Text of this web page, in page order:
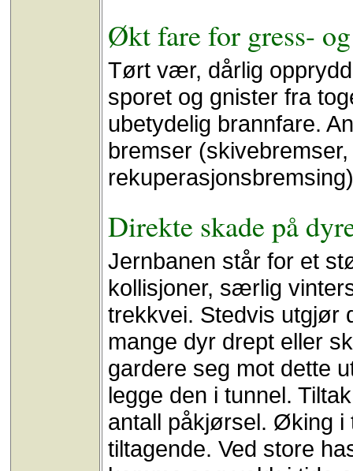
Økt fare for gress-
Tørt vær, dårlig
sporet og gnister fra
ubetydelig brannfare.
bremser
Direkte skade på
Jernbanen står for et
kollisjoner, særlig
trekkvei. Stedvis utgjør
mange dyr drept eller
gardere seg mot dette
legge den i tunnel.
antall påkjørsel. Øking i
tiltagende. Ved store